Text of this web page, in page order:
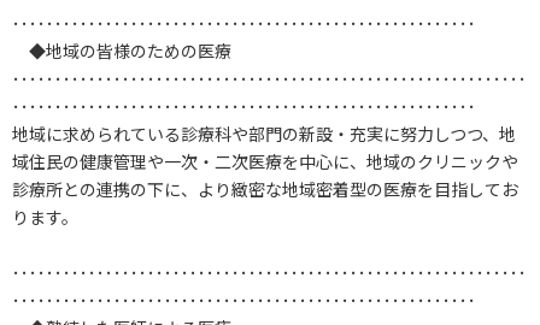
･･･････････････････････････････････････････････････････
◆地域の皆様のための医療
･････････････････････････････････････････････････････････････
･･･････････････････････････････････････････････････････
地域に求められている診療科や部門の新設・充実に努力しつつ、地
域住民の健康管理や一次・二次医療を中心に、地域のクリニックや
診療所との連携の下に、より緻密な地域密着型の医療を目指してお
ります。
･････････････････････････････････････････････････････････････
･･･････････････････････････････････････････････････････